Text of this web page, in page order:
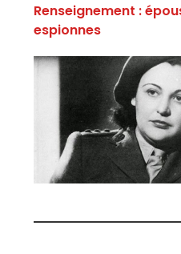
Renseignement :
espionnes